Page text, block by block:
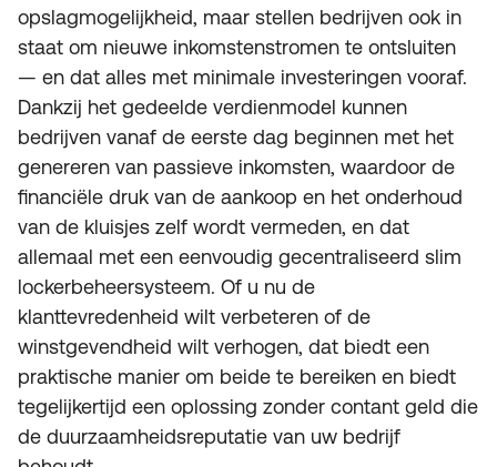
opslagmogelijkheid, maar stellen bedrijven ook in
staat om nieuwe inkomstenstromen te ontsluiten
— en dat alles met minimale investeringen vooraf.
Dankzij het gedeelde verdienmodel kunnen
bedrijven vanaf de eerste dag beginnen met het
genereren van passieve inkomsten, waardoor de
financiële druk van de aankoop en het onderhoud
van de kluisjes zelf wordt vermeden, en dat
allemaal met een eenvoudig gecentraliseerd slim
lockerbeheersysteem. Of u nu de
klanttevredenheid wilt verbeteren of de
winstgevendheid wilt verhogen, dat biedt een
praktische manier om beide te bereiken en biedt
tegelijkertijd een oplossing zonder contant geld die
de duurzaamheidsreputatie van uw bedrijf